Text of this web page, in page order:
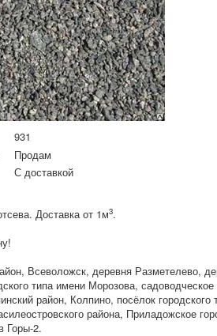
931
Продам
С доставкой
Доставка от 1м3.
Всеволожск, деревня Разметелево,
типа имени Морозова, садоводческое
район, Колпино, посёлок городского
района, Приладожское
Горы-2.